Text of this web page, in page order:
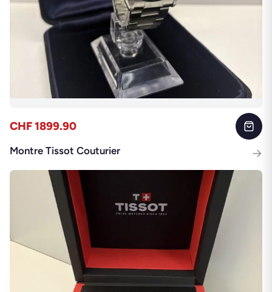
CHF 1899.90
Montre Tissot Couturier →